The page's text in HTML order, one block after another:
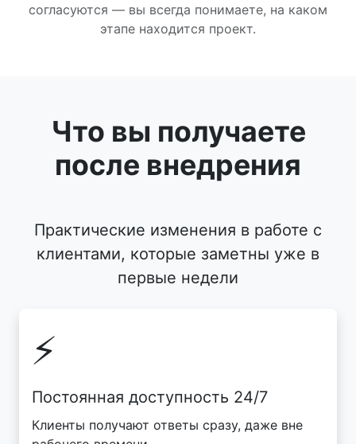
согласуются — вы всегда понимаете, на каком
этапе находится проект.
Что вы получаете
после внедрения
Практические изменения в работе с
клиентами, которые заметны уже в
первые недели
⚡
Постоянная доступность 24/7
Клиенты получают ответы сразу, даже вне